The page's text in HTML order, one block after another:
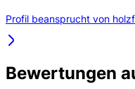
Profil beansprucht von
Bewertungen